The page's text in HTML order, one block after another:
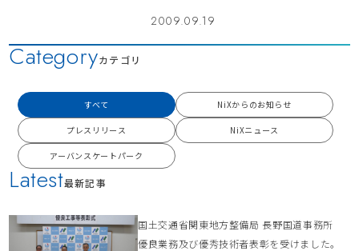
2009.09.19
Latest最新記事
国土交通省関東地方整備局 長野国道事務所
優良業務及び優秀技術者表彰を受けました。
Categoryカテゴリ
すべて NiXからのお知らせ
プレスリリース NiXニュース
アーバンスケートパーク